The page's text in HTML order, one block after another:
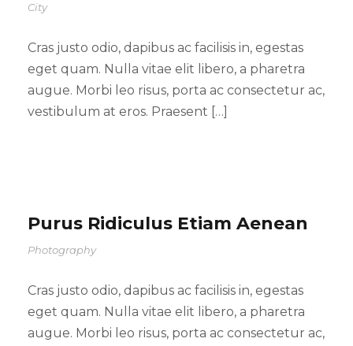
City
Cras justo odio, dapibus ac facilisis in, egestas
eget quam. Nulla vitae elit libero, a pharetra
augue. Morbi leo risus, porta ac consectetur ac,
vestibulum at eros. Praesent […]
Purus Ridiculus Etiam Aenean
Photography
Cras justo odio, dapibus ac facilisis in, egestas
eget quam. Nulla vitae elit libero, a pharetra
augue. Morbi leo risus, porta ac consectetur ac,